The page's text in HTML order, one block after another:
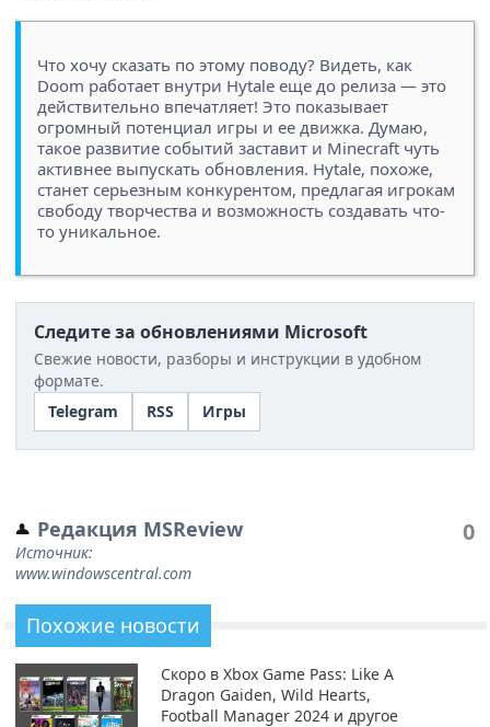
Что хочу сказать по этому поводу? Видеть, как
Doom работает внутри Hytale еще до релиза — это
действительно впечатляет! Это показывает
огромный потенциал игры и ее движка. Думаю,
такое развитие событий заставит и Minecraft чуть
активнее выпускать обновления. Hytale, похоже,
станет серьезным конкурентом, предлагая игрокам
свободу творчества и возможность создавать что-
то уникальное.
Следите за обновлениями Microsoft
Свежие новости, разборы и инструкции в удобном
формате.
Telegram
RSS Игры
Редакция MSReview
Источник:
www.windowscentral.com
0
Похожие новости
Скоро в Xbox Game Pass: Like A
Dragon Gaiden, Wild Hearts,
Football Manager 2024 и другое